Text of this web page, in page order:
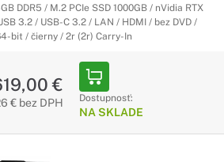
DDR5 / M.2 PCIe SSD 1000GB / nVidia RTX
3.2 / USB-C 3.2 / LAN / HDMI / bez DVD /
bit / čierny / 2r (2r) Carry-In
€
€ bez DPH Dostupnosť:
NA SKLADE